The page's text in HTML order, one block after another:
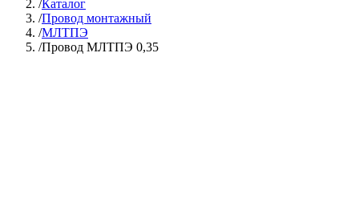
/Каталог
/Провод монтажный
/МЛТПЭ
/Провод МЛТПЭ 0,35